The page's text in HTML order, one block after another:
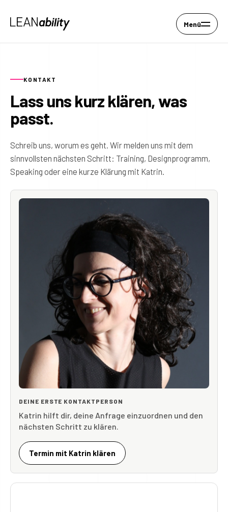
Menü
KONTAKT
Lass uns kurz klären, was
passt.
Schreib uns, worum es geht. Wir melden uns mit dem
sinnvollsten nächsten Schritt: Training, Designprogramm,
Speaking oder eine kurze Klärung mit Katrin.
DEINE ERSTE KONTAKTPERSON
Katrin hilft dir, deine Anfrage einzuordnen und den
nächsten Schritt zu klären.
Termin mit Katrin klären